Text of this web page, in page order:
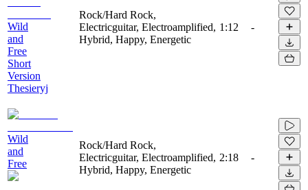
Wild
and
Free
Short
Version
Thesieryj
Rock/Hard Rock,
Electricguitar, Electroamplified,
Hybrid, Happy, Energetic
1:12 -
Wild
and
Free
Rock/Hard Rock,
Electricguitar, Electroamplified,
Hybrid, Happy, Energetic
2:18 -